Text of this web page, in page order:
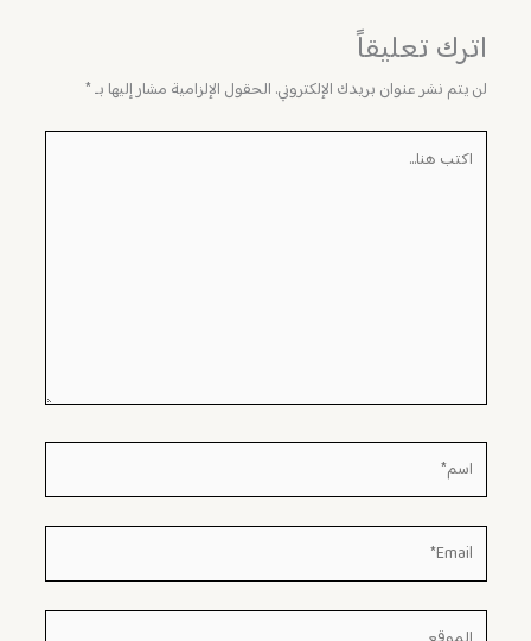
اترك تعليقاً
لن يتم نشر عنوان بريدك الإلكتروني. الحقول الإلزامية مشار إليها بـ*
اسم*
Email*
الموقع